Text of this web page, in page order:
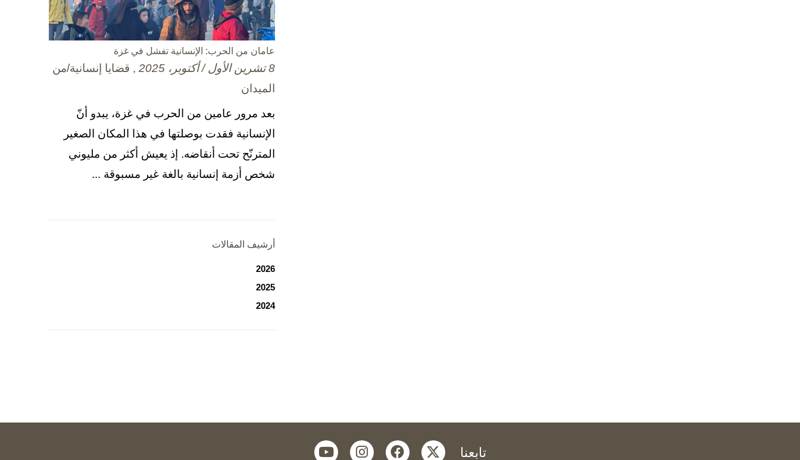
عامان من الحرب: الإنسانية تفشل في غزة
8 تشرين الأول / أكتوبر، 2025
, قضايا إنسانية/من
الميدان
بعد مرور عامين من الحرب في غزة، يبدو أنّ
الإنسانية فقدت بوصلتها في هذا المكان الصغير
المترنّح تحت أنقاضه. إذ يعيش أكثر من مليوني
شخص أزمة إنسانية بالغة غير مسبوقة ...
أرشيف المقالات
2026
2025
2024
تابعنا twitter
facebook
instagram
youtube